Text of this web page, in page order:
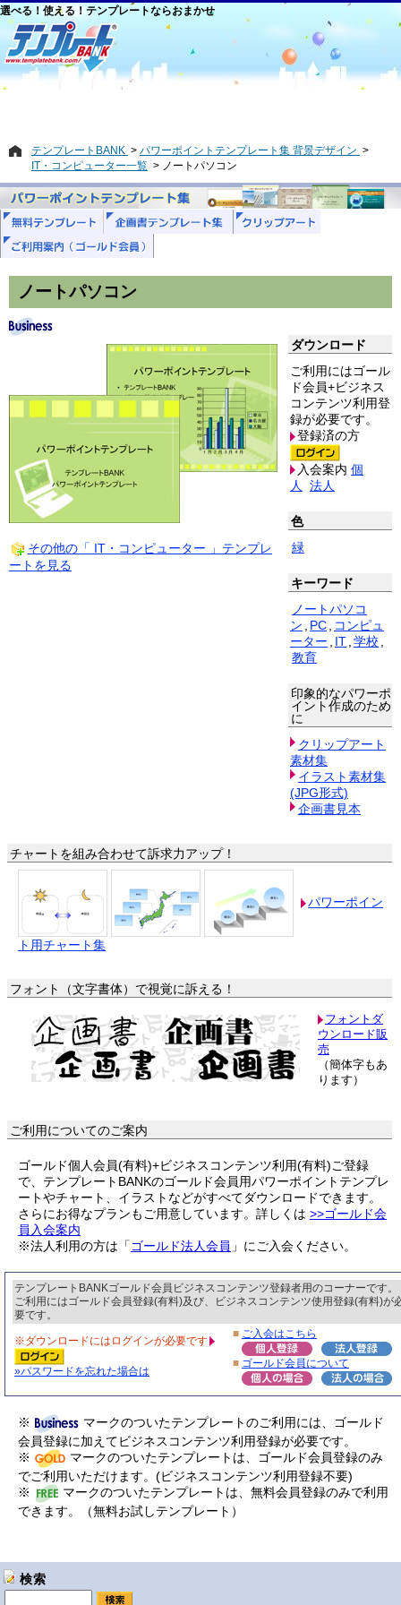
選べる！使える！テンプレートならおまかせ
テンプレートBANK
パワーポイントテンプレート集 背景デザイン
IT・コンピューター一覧
ノートパソコン
検索
ノートパソコン
その他の「 IT・コンピューター 」テンプレ
ートを見る
ダウンロード
ご利用にはゴール
ド会員+ビジネス
コンテンツ利用登
録が必要です。
登録済の方
入会案内 個
人
法人
色
緑
キーワード
ノートパソコ
ン
PC
コンピュ
ーター
IT 学校
教育
印象的なパワーポ
イント作成のため
に
クリップアート
素材集
イラスト素材集
(JPG形式)
企画書見本
チャートを組み合わせて訴求力アップ！
パワーポイン
ト用チャート集
フォント（文字書体）で視覚に訴える！
フォントダ
ウンロード販
売
（簡体字もあ
ります）
ご利用についてのご案内
ゴールド個人会員(有料)+ビジネスコンテンツ利用(有料)ご登録
で、テンプレートBANKのゴールド会員用パワーポイントテンプレ
ートやチャート、イラストなどがすべてダウンロードできます。
さらにお得なプランもご用意しています。詳しくは >>ゴールド会
員入会案内
※法人利用の方は「 ゴールド法人会員 」にご入会ください。
テンプレートBANKゴールド会員ビジネスコンテンツ登録者用のコーナーです。
ご利用にはゴールド会員登録(有料)及び、ビジネスコンテンツ使用登録(有料)が
要です。
※ダウンロードにはログインが必要です
»パスワードを忘れた場合は
■ ご入会はこちら
■ ゴールド会員について
※
マークのついたテンプレートのご利用には、ゴールド
会員登録に加えてビジネスコンテンツ利用登録が必要です。
※
マークのついたテンプレートは、ゴールド会員登録のみ
でご利用いただけます。(ビジネスコンテンツ利用登録不要)
※
マークのついたテンプレートは、無料会員登録のみで利用
できます。（無料お試しテンプレート）